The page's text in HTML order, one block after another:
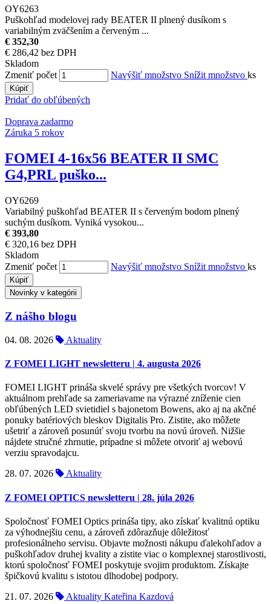
OY6263
Puškohľad modelovej rady BEATER II plnený dusíkom s
variabilným zväčšením a červeným ...
€ 352,30
€ 286,42 bez DPH
Skladom
Zmeniť počet
Navýšiť množstvo Snížit množstvo ks
Kúpiť
Pridať do obľúbených
Doprava zadarmo
Záruka 5 rokov
FOMEI 4-16x56 BEATER II SMC
G4,PRL puško...
OY6269
Variabilný puškohľad BEATER II s červeným bodom plnený
suchým dusíkom. Vyniká vysokou...
€ 393,80
€ 320,16 bez DPH
Skladom
Zmeniť počet
Navýšiť množstvo Snížit množstvo ks
Kúpiť
Novinky v kategórii
Z nášho blogu
04. 08. 2026 Aktuality
Z FOMEI LIGHT newsletteru | 4. augusta 2026
FOMEI LIGHT prináša skvelé správy pre všetkých tvorcov! V
aktuálnom prehľade sa zameriavame na výrazné zníženie cien
obľúbených LED svietidiel s bajonetom Bowens, ako aj na akčné
ponuky batériových bleskov Digitalis Pro. Zistite, ako môžete
ušetriť a zároveň posunúť svoju tvorbu na novú úroveň. Nižšie
nájdete stručné zhrnutie, prípadne si môžete otvoriť aj webovú
verziu spravodajcu.
28. 07. 2026
Aktuality
Z FOMEI OPTICS newsletteru | 28. júla 2026
Spoločnosť FOMEI Optics prináša tipy, ako získať kvalitnú optiku
za výhodnejšiu cenu, a zároveň zdôrazňuje dôležitosť
profesionálneho servisu. Objavte možnosti nákupu ďalekohľadov a
puškohľadov druhej kvality a zistite viac o komplexnej starostlivosti,
ktorú spoločnosť FOMEI poskytuje svojim produktom. Získajte
špičkovú kvalitu s istotou dlhodobej podpory.
21. 07. 2026
Aktuality Kateřina Kazdová